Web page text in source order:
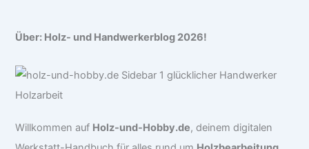
Über: Holz- und Handwerkerblog 2026!
Willkommen auf Holz-und-Hobby.de, deinem digitalen